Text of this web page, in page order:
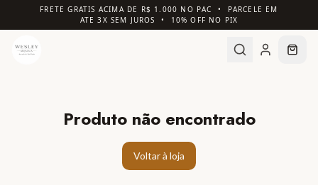
FRETE GRATIS ACIMA DE R$ 1.000 NO PAC • PARCELE EM
ATE 3X SEM JUROS • 10% OFF NO PIX
Produto não encontrado
Voltar à loja